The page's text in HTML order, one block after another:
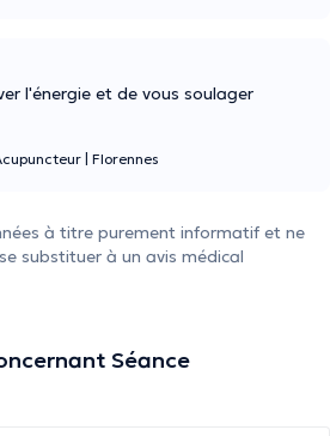
l'énergie et de vous soulager
Florennes
à titre purement informatif et ne
substituer à un avis médical
Séance